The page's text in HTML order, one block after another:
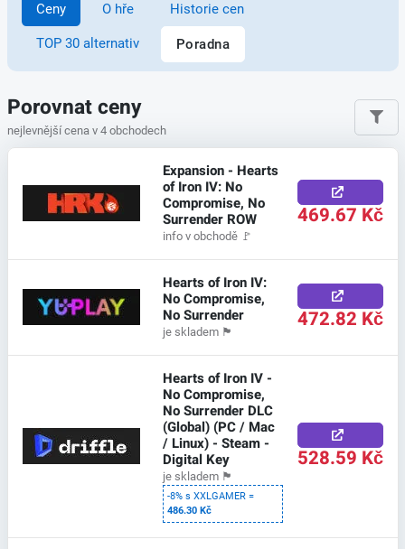
Ceny O hře Historie cen
TOP 30 alternativ Poradna
Porovnat ceny
nejlevnější cena v 4 obchodech
Expansion - Hearts
of Iron IV: No
Compromise, No
Surrender ROW
info v obchodě 🚩
469.67 Kč
Hearts of Iron IV:
No Compromise,
No Surrender
je skladem 🏴 472.82 Kč
Hearts of Iron IV -
No Compromise,
No Surrender DLC
(Global) (PC / Mac
/ Linux) - Steam -
Digital Key
je skladem 🏴
-8% s XXLGAMER =
486.30 Kč
528.59 Kč